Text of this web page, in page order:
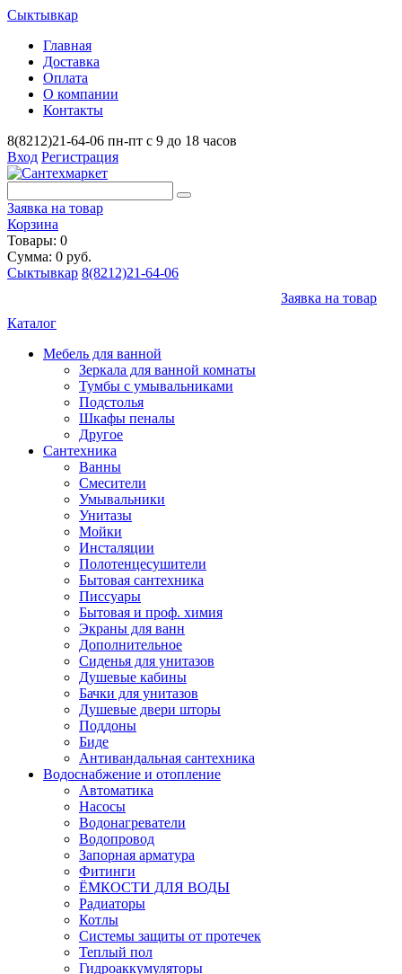
Сыктывкар
Главная
Доставка
Оплата
О компании
Контакты
8(8212)21-64-06 пн-пт с 9 до 18 часов
Вход Регистрация
Заявка на товар
Корзина
Товары: 0
Сумма: 0 руб.
Сыктывкар 8(8212)21-64-06
Заявка на товар
Каталог
Мебель для ванной
Зеркала для ванной комнаты
Тумбы с умывальниками
Подстолья
Шкафы пеналы
Другое
Сантехника
Ванны
Смесители
Умывальники
Унитазы
Мойки
Инсталяции
Полотенцесушители
Бытовая сантехника
Писсуары
Бытовая и проф. химия
Экраны для ванн
Дополнительное
Сиденья для унитазов
Душевые кабины
Бачки для унитазов
Душевые двери шторы
Поддоны
Биде
Антивандальная сантехника
Водоснабжение и отопление
Автоматика
Насосы
Водонагреватели
Водопровод
Запорная арматура
Фитинги
ЁМКОСТИ ДЛЯ ВОДЫ
Радиаторы
Котлы
Системы защиты от протечек
Теплый пол
Гидроаккумуляторы